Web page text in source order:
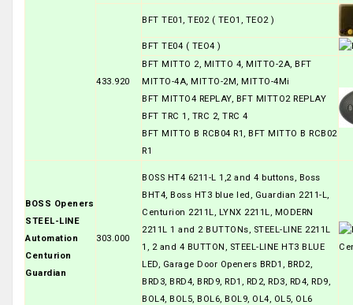
433.920
BFT TE01, TE02 ( TEO1, TEO2 )
BFT TE04 ( TEO4 )
BFT MITTO 2, MITTO 4, MITTO-2A, BFT
MITTO-4A, MITTO-2M, MITTO-4Mi
BFT MITTO4 REPLAY, BFT MITTO2 REPLAY
BFT TRC 1, TRC 2, TRC 4
BFT MITTO B RCB04 R1, BFT MITTO B RCB02
R1
BOSS Openers
STEEL-LINE
Automation
Centurion
Guardian
303.000
BOSS HT4 6211-L 1,2 and 4 buttons, Boss
BHT4, Boss HT3 blue led, Guardian 2211-L,
Centurion 2211L, LYNX 2211L, MODERN
2211L 1 and 2 BUTTONs, STEEL-LINE 2211L
1, 2 and 4 BUTTON, STEEL-LINE HT3 BLUE
LED, Garage Door Openers BRD1, BRD2,
BRD3, BRD4, BRD9, RD1, RD2, RD3, RD4, RD9,
BOL4, BOL5, BOL6, BOL9, OL4, OL5, OL6